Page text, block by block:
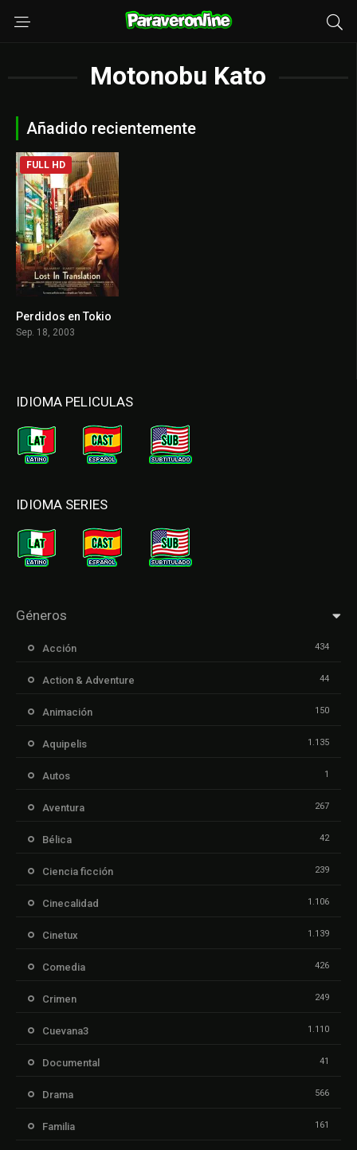
Motonobu Kato
Añadido recientemente
7.7
FULL HD
Perdidos en Tokio
Sep. 18, 2003
IDIOMA PELICULAS
IDIOMA SERIES
Géneros
Acción 434
Action & Adventure 44
Animación 150
Aquipelis 1.135
Autos 1
Aventura 267
Bélica 42
Ciencia ficción 239
Cinecalidad 1.106
Cinetux 1.139
Comedia 426
Crimen 249
Cuevana3 1.110
Documental 41
Drama 566
Familia 161